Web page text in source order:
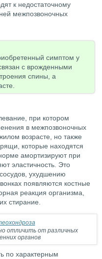
к недостаточному
межпозвоночных
симптом у
с врожденными
спины, а
при котором
в межпозвоночных
возрасте, но также
которые находятся
амортизируют при
эластичность. Это
ухудшению
появляются костные
реакция организма,
стирание.
отличить от различных
органов
по характерным